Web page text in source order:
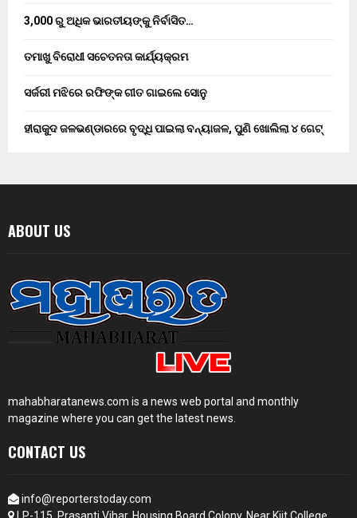
3,000 ରୁ ଅଧିକ ଭାରତୀୟଙ୍କୁ ନିର୍ବାସିତ…
ତମାଖୁ ବିରୋଧୀ ସଚେତନତା କାର୍ଯ୍ୟକ୍ରମ
ସର୍ଜରୀ ମଝିରେ ରଫିଙ୍କ ଗୀତ ଗାଇଲେ ସୋନୁ
ହୀରାକୁଦ ଜଳଭଣ୍ଡାରରେ ବୃଦ୍ଧି ପାଇଲା ବନ୍ୟାଜଳ, ପୁଣି ଖୋଲିଲା ୪ ଗେଟ୍
ABOUT US
mahabharatanews.com is a news web portal and monthly
magazine where you can get the latest news.
CONTACT US
info@reporterstoday.com